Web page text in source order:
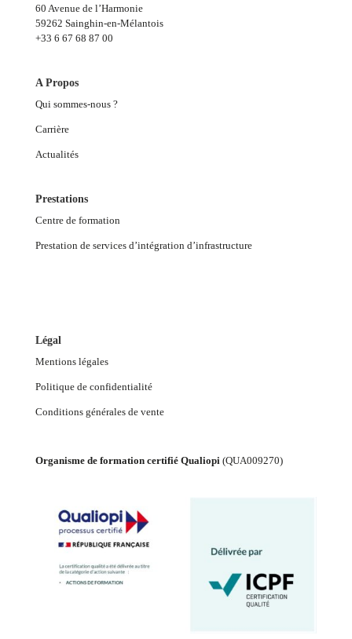
60 Avenue de l’Harmonie
59262 Sainghin-en-Mélantois
+33 6 67 68 87 00
A Propos
Qui sommes-nous ?
Carrière
Actualités
Prestations
Centre de formation
Prestation de services d’intégration d’infrastructure
Légal
Mentions légales
Politique de confidentialité
Conditions générales de vente
Organisme de formation certifié Qualiopi(QUA009270)